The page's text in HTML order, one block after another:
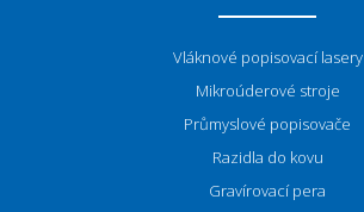
Vláknové popisovací lasery
Mikroúderové stroje
Průmyslové popisovače
Razidla do kovu
Gravírovací pera